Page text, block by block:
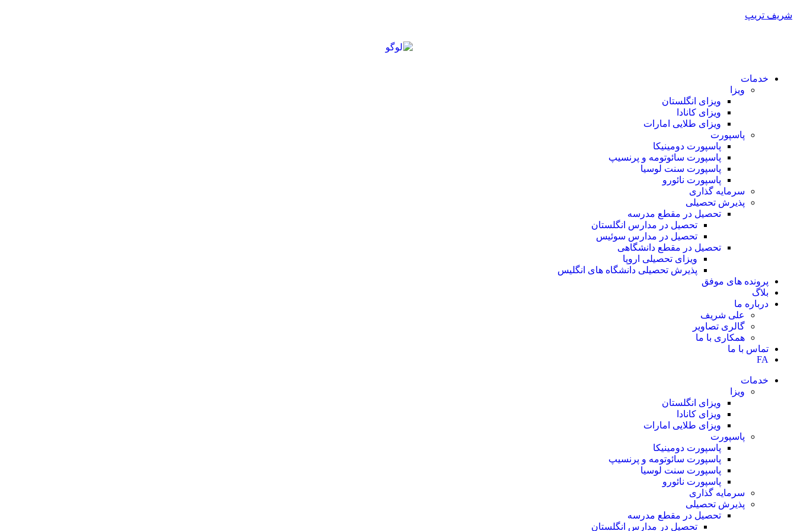
شریف تریپ
خدمات
ویزا
ویزای انگلستان
ویزای کانادا
ویزای طلایی امارات
پاسپورت
پاسپورت دومینیکا
پاسپورت سائوتومه و پرنسیپ
پاسپورت سنت لوسیا
پاسپورت نائورو
سرمایه گذاری
پذیرش تحصیلی
تحصیل در مقطع مدرسه
تحصیل در مدارس انگلستان
تحصیل در مدارس سوئیس
تحصیل در مقطع دانشگاهی
ویزای تحصیلی اروپا
پذیرش تحصیلی دانشگاه های انگلیس
پرونده های موفق
بلاگ
درباره ما
علی شریف
گالری تصاویر
همکاری با ما
تماس با ما
FA
خدمات
ویزا
ویزای انگلستان
ویزای کانادا
ویزای طلایی امارات
پاسپورت
پاسپورت دومینیکا
پاسپورت سائوتومه و پرنسیپ
پاسپورت سنت لوسیا
پاسپورت نائورو
سرمایه گذاری
پذیرش تحصیلی
تحصیل در مقطع مدرسه
تحصیل در مدارس انگلستان